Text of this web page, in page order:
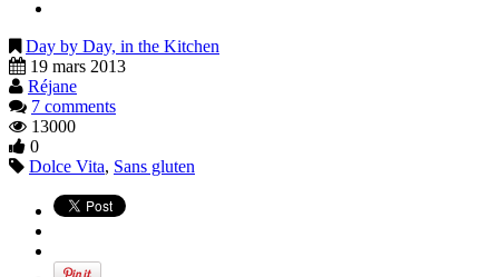
Day by Day, in the Kitchen
19 mars 2013
Réjane
7 comments
13000
0
Dolce Vita, Sans gluten